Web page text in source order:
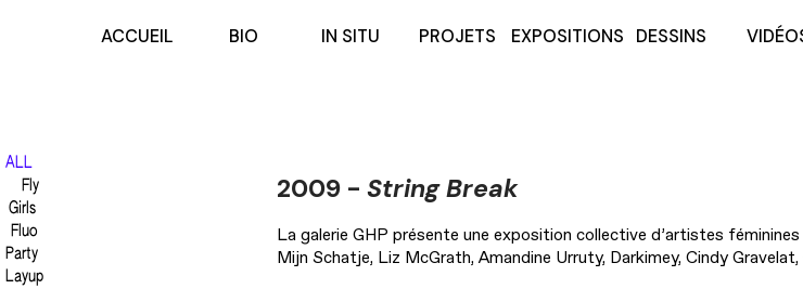
ACCUEIL BIO IN SITU PROJETS EXPOSITIONS DESSINS
ALL
Fly
Girls
Fluo
Party
Layup
2009 - String Break
La galerie GHP présente une exposition collective d’artistes
Mijn Schatje, Liz McGrath, Amandine Urruty, Darkimey, Cindy